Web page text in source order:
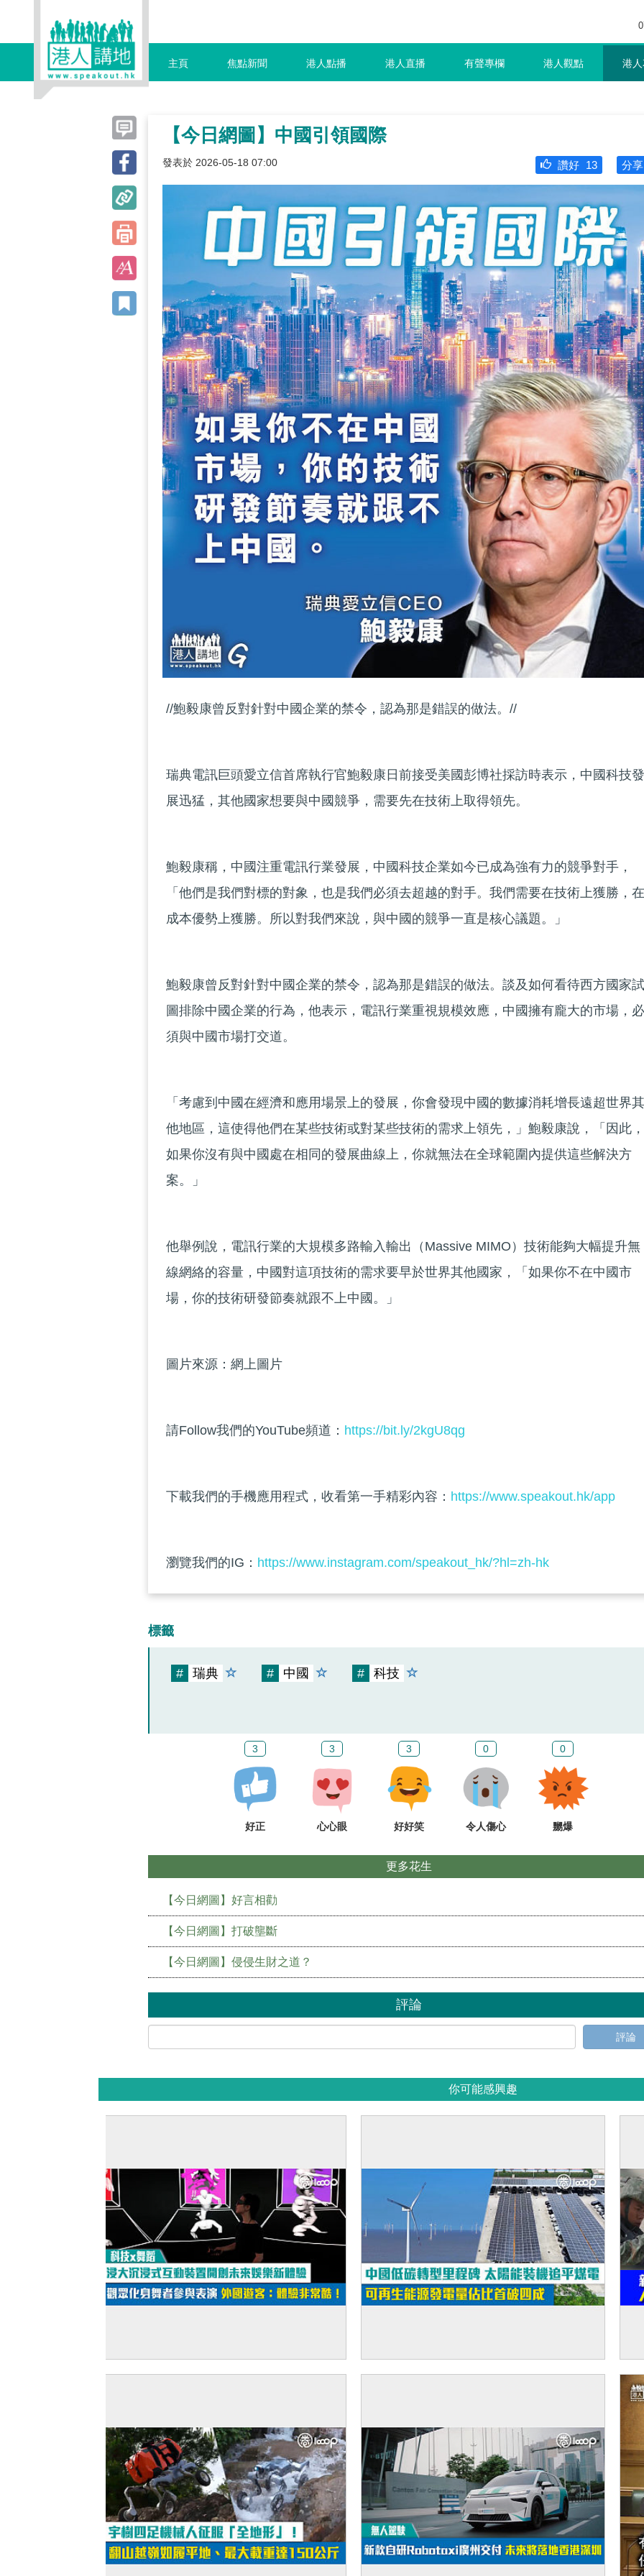
主頁 焦點新聞 港人點播 港人直播 有聲專欄 港人觀點 港
【今日網圖】中國引領國際
發表於 2026-05-18 07:00 分享
讚好 13
//鮑毅康曾反對針對中國企業的禁令，認為那是錯誤的做法。//
瑞典電訊巨頭愛立信首席執行官鮑毅康日前接受美國彭博社採訪時表示，中國科技發
展迅猛，其他國家想要與中國競爭，需要先在技術上取得領先。
鮑毅康稱，中國注重電訊行業發展，中國科技企業如今已成為強有力的競爭對手，
「他們是我們對標的對象，也是我們必須去超越的對手。我們需要在技術上獲勝，在
成本優勢上獲勝。所以對我們來說，與中國的競爭一直是核心議題。」
鮑毅康曾反對針對中國企業的禁令，認為那是錯誤的做法。談及如何看待西方國家試
圖排除中國企業的行為，他表示，電訊行業重視規模效應，中國擁有龐大的市場，必
須與中國市場打交道。
「考慮到中國在經濟和應用場景上的發展，你會發現中國的數據消耗增長遠超世界其
他地區，這使得他們在某些技術或對某些技術的需求上領先，」鮑毅康說，「因此，
如果你沒有與中國處在相同的發展曲線上，你就無法在全球範圍內提供這些解決方
案。」
他舉例說，電訊行業的大規模多路輸入輸出（Massive MIMO）技術能夠大幅提升無
線網絡的容量，中國對這項技術的需求要早於世界其他國家，「如果你不在中國市
場，你的技術研發節奏就跟不上中國。」
圖片來源：網上圖片
請Follow我們的YouTube頻道： https://bit.ly/2kgU8qg
下載我們的手機應用程式，收看第一手精彩內容： https://www.speakout.hk/app
瀏覽我們的IG： https://www.instagram.com/speakout_hk/?hl=zh-hk
標籤
# 瑞典 # 中國 # 科技
3
好正
3
心心眼
3
好好笑
0
令人傷心
0
嬲爆
更多花生
【今日網圖】好言相勸
【今日網圖】打破壟斷
【今日網圖】侵侵生財之道？
評論
評論
你可能感興趣
筒